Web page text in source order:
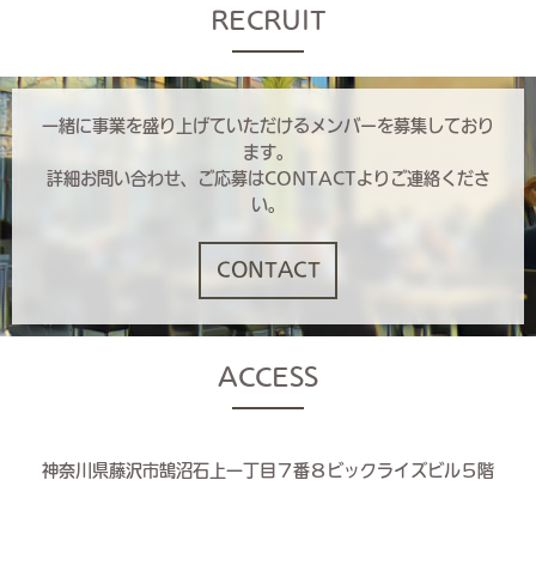
RECRUIT
一緒に事業を盛り上げていただけるメンバーを募集しており
ます。
詳細お問い合わせ、ご応募はCONTACTよりご連絡くださ
い。
CONTACT
ACCESS
神奈川県藤沢市鵠沼石上一丁目７番８ビックライズビル５階